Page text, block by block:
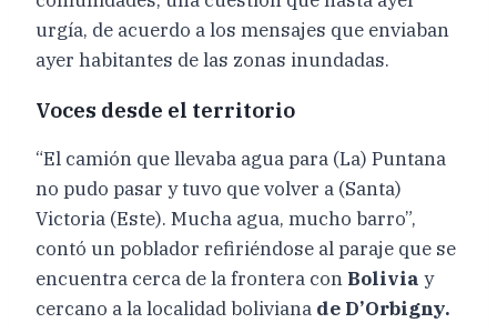
urgía, de acuerdo a los mensajes que enviaban
ayer habitantes de las zonas inundadas.
Voces desde el territorio
“El camión que llevaba agua para (La) Puntana
no pudo pasar y tuvo que volver a (Santa)
Victoria (Este). Mucha agua, mucho barro”,
contó un poblador refiriéndose al paraje que se
encuentra cerca de la frontera con Bolivia y
cercano a la localidad boliviana de D’Orbigny.